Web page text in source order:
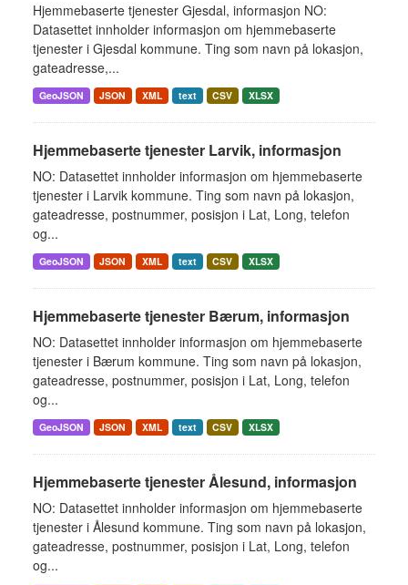
Hjemmebaserte tjenester Gjesdal, informasjon NO:
Datasettet innholder informasjon om hjemmebaserte
tjenester i Gjesdal kommune. Ting som navn på lokasjon,
gateadresse,...
GeoJSON JSON XML text CSV XLSX
Hjemmebaserte tjenester Larvik, informasjon
NO: Datasettet innholder informasjon om hjemmebaserte
tjenester i Larvik kommune. Ting som navn på lokasjon,
gateadresse, postnummer, posisjon i Lat, Long, telefon
og...
GeoJSON JSON XML text CSV XLSX
Hjemmebaserte tjenester Bærum, informasjon
NO: Datasettet innholder informasjon om hjemmebaserte
tjenester i Bærum kommune. Ting som navn på lokasjon,
gateadresse, postnummer, posisjon i Lat, Long, telefon
og...
GeoJSON JSON XML text CSV XLSX
Hjemmebaserte tjenester Ålesund, informasjon
NO: Datasettet innholder informasjon om hjemmebaserte
tjenester i Ålesund kommune. Ting som navn på lokasjon,
gateadresse, postnummer, posisjon i Lat, Long, telefon
og...